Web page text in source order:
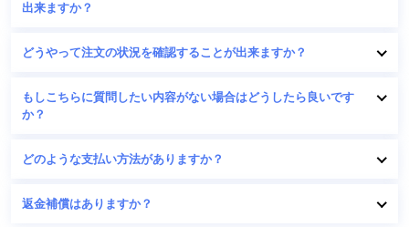
出来ますか？
どうやって注文の状況を確認することが出来ますか？
もしこちらに質問したい内容がない場合はどうしたら良いです
か？
どのような支払い方法がありますか？
返金補償はありますか？